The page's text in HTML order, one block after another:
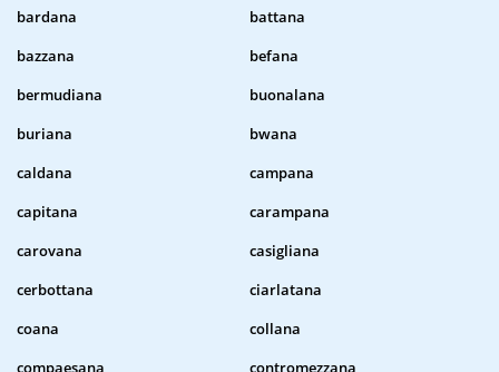
bardana
battana
bazzana
befana
bermudiana
buonalana
buriana
bwana
caldana
campana
capitana
carampana
carovana
casigliana
cerbottana
ciarlatana
coana
collana
compaesana
contromezzana